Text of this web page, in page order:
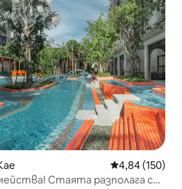
Средна
4,84 (150)
Стаята разполага с